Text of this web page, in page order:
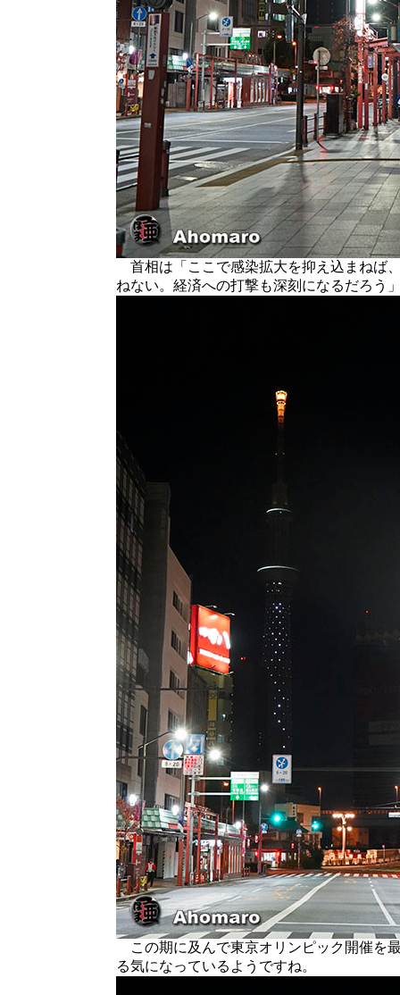
首相は「ここで感染拡大を抑え込まねば
ねない。経済への打撃も深刻になるだろう
この期に及んで東京オリンピック開催を
る気になっているようですね。